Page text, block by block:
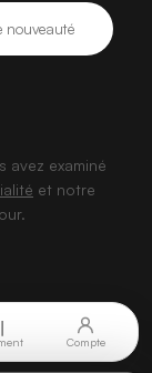
Compte
avez examiné
et notre